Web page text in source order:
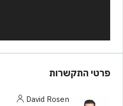
פרטי התקשרות
David Rosen